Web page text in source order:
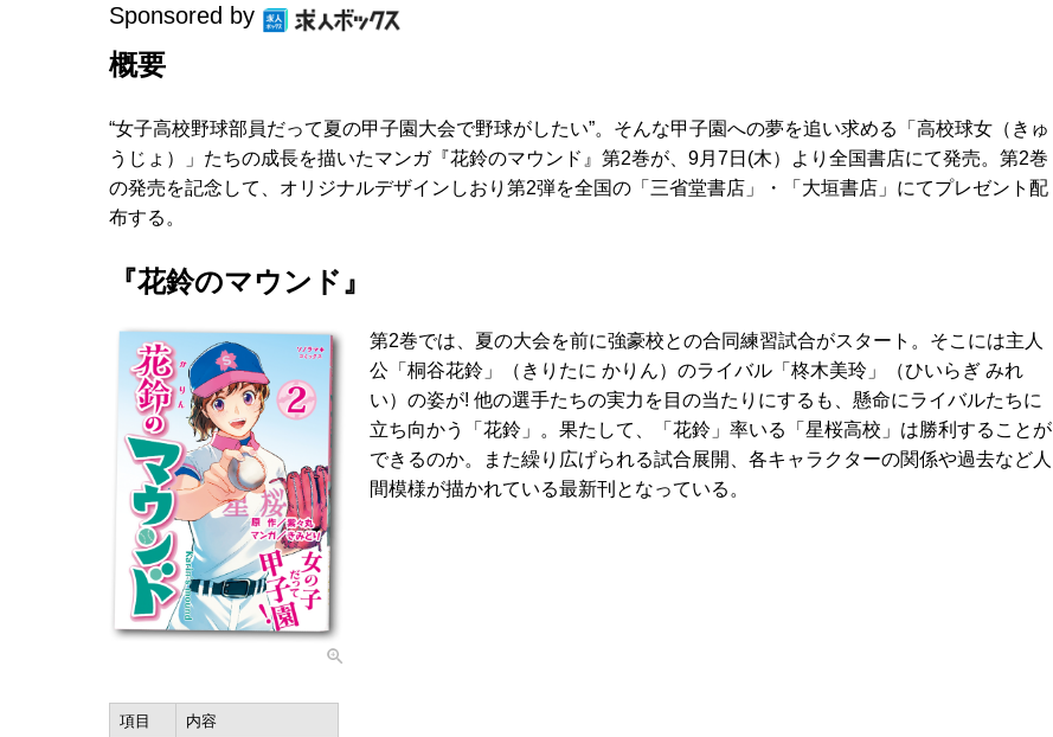
Sponsored by
概要
“女子高校野球部員だって夏の甲子園大会で野球がしたい”。そんな甲子園への夢を追い求める「高校球女（きゅ
うじょ）」たちの成長を描いたマンガ『花鈴のマウンド』第2巻が、9月7日(木）より全国書店にて発売。第2巻
の発売を記念して、オリジナルデザインしおり第2弾を全国の「三省堂書店」・「大垣書店」にてプレゼント配
布する。
『花鈴のマウンド』
第2巻では、夏の大会を前に強豪校との合同練習試合がスタート。そこには主人
公「桐谷花鈴」（きりたに かりん）のライバル「柊木美玲」（ひいらぎ みれ
い）の姿が! 他の選手たちの実力を目の当たりにするも、懸命にライバルたちに
立ち向かう「花鈴」。果たして、「花鈴」率いる「星桜高校」は勝利することが
できるのか。また繰り広げられる試合展開、各キャラクターの関係や過去など人
間模様が描かれている最新刊となっている。
項目
内容